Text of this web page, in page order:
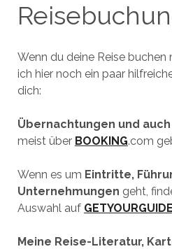
Wenn du deine Reise
ich hier noch ein paar
dich:
Übernachtungen und
meist über BOOKING.com
Wenn es um Eintritte,
Unternehmungen geht,
Auswahl auf GETYOURGUIDE
Meine Reise-Literatur,